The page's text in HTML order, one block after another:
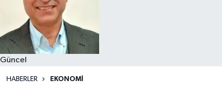
Güncel
HABERLER EKONOMI